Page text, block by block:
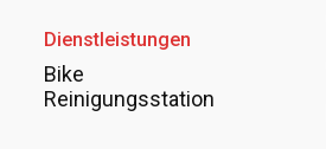
Dienstleistungen
Bike
Reinigungsstation